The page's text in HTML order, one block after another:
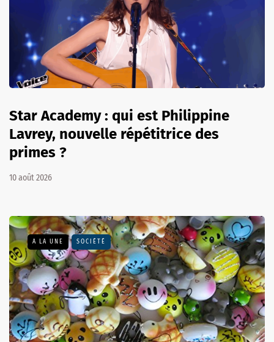
Star Academy : qui est Philippine
Lavrey, nouvelle répétitrice des
primes ?
10 août 2026
A LA UNE SOCIÉTÉ